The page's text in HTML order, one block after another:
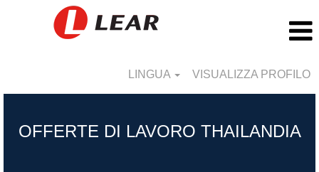
LINGUA VISUALIZZA PROFILO
OFFERTE DI LAVORO THAILANDIA